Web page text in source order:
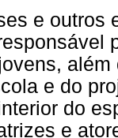
e outros
e do
do
e